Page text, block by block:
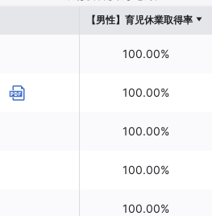
【男性】育児休業取得率
100.00%
100.00%
100.00%
100.00%
100.00%